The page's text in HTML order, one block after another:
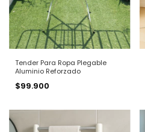
Tender Para Ropa Plegable
Aluminio Reforzado
$99.900